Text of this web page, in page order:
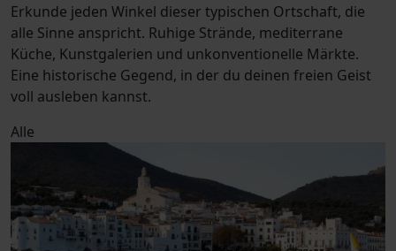
Erkunde jeden Winkel dieser typischen Ortschaft, die
alle Sinne anspricht. Ruhige Strände, mediterrane
Küche, Kunstgalerien und unkonventionelle Märkte.
Eine historische Gegend, in der du deinen freien Geist
voll ausleben kannst.
Alle